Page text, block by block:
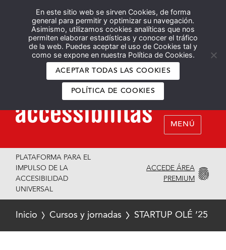
En este sitio web se sirven Cookies, de forma
general para permitir y optimizar su navegación.
Asimismo, utilizamos cookies analíticas que nos
permiten elaborar estadísticas y conocer el tráfico
de la web. Puedes aceptar el uso de Cookies tal y
como se expone en nuestra Política de Cookies.
ACEPTAR TODAS LAS COOKIES
POLÍTICA DE COOKIES
Español English
MENÚ
PLATAFORMA PARA EL
IMPULSO DE LA
ACCESIBILIDAD
UNIVERSAL
ACCEDE ÁREA
PREMIUM
Inicio Cursos y jornadas STARTUP OLÉ ’25